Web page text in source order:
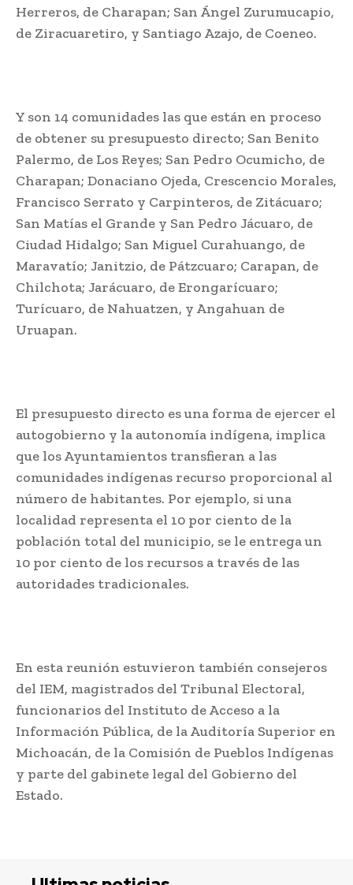
Herreros, de Charapan; San Ángel Zurumucapio,
de Ziracuaretiro, y Santiago Azajo, de Coeneo.
Y son 14 comunidades las que están en proceso
de obtener su presupuesto directo; San Benito
Palermo, de Los Reyes; San Pedro Ocumicho, de
Charapan; Donaciano Ojeda, Crescencio Morales,
Francisco Serrato y Carpinteros, de Zitácuaro;
San Matías el Grande y San Pedro Jácuaro, de
Ciudad Hidalgo; San Miguel Curahuango, de
Maravatío; Janitzio, de Pátzcuaro; Carapan, de
Chilchota; Jarácuaro, de Erongarícuaro;
Turícuaro, de Nahuatzen, y Angahuan de
Uruapan.
El presupuesto directo es una forma de ejercer el
autogobierno y la autonomía indígena, implica
que los Ayuntamientos transfieran a las
comunidades indígenas recurso proporcional al
número de habitantes. Por ejemplo, si una
localidad representa el 10 por ciento de la
población total del municipio, se le entrega un
10 por ciento de los recursos a través de las
autoridades tradicionales.
En esta reunión estuvieron también consejeros
del IEM, magistrados del Tribunal Electoral,
funcionarios del Instituto de Acceso a la
Información Pública, de la Auditoría Superior en
Michoacán, de la Comisión de Pueblos Indígenas
y parte del gabinete legal del Gobierno del
Estado.